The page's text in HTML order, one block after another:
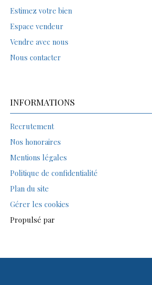
Estimez votre bien
Espace vendeur
Vendre avec nous
Nous contacter
INFORMATIONS
Recrutement
Nos honoraires
Mentions légales
Politique de confidentialité
Plan du site
Gérer les cookies
Propulsé par